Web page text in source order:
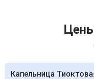
Капельница